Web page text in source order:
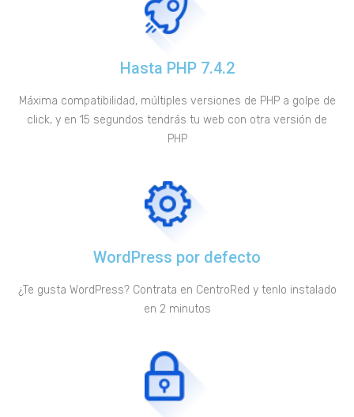
Hasta PHP 7.4.2
Máxima compatibilidad, múltiples versiones de PHP a golpe de
click, y en 15 segundos tendrás tu web con otra versión de
PHP
WordPress por defecto
¿Te gusta WordPress? Contrata en CentroRed y tenlo instalado
en 2 minutos